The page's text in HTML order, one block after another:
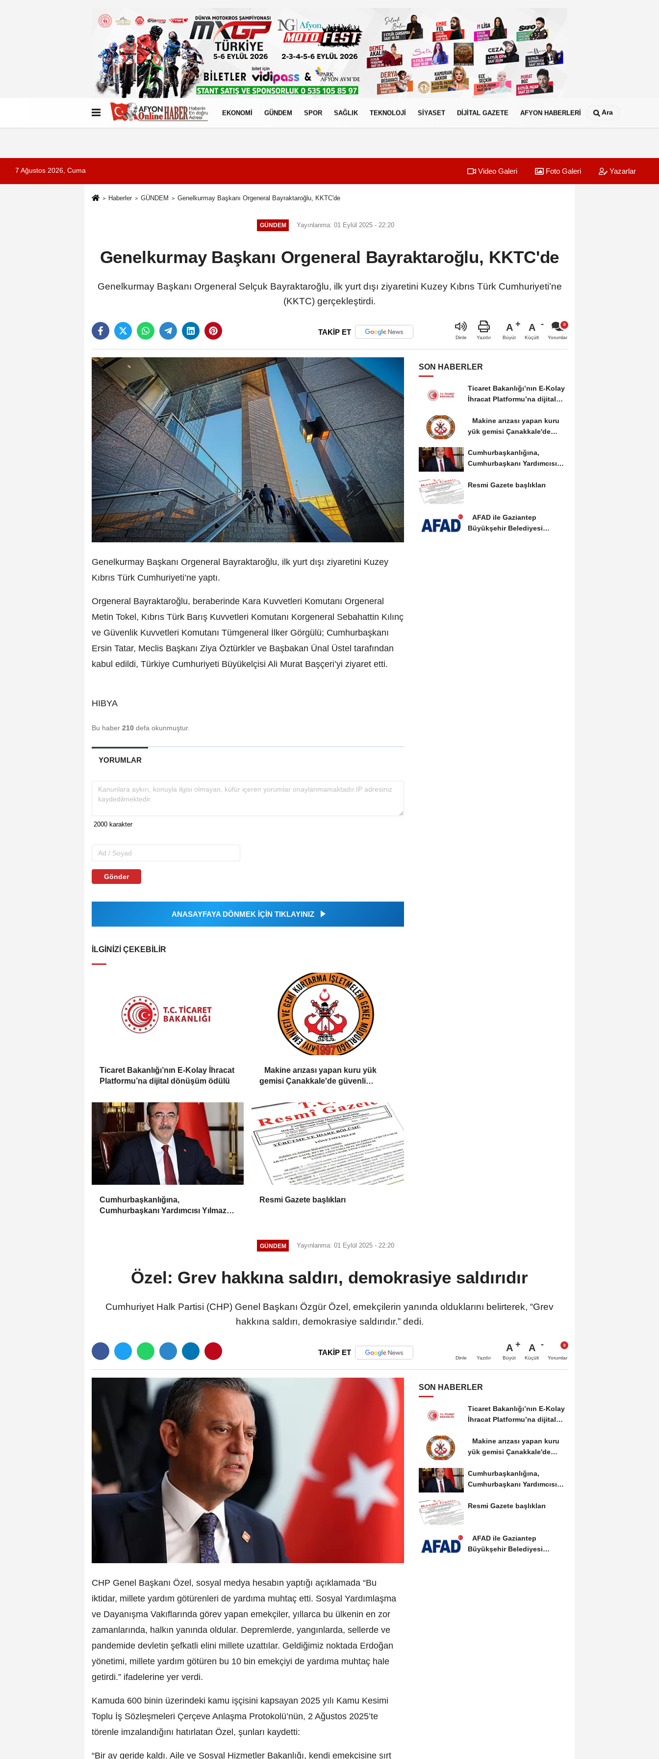
Künye İletişim Çerez Politikası
EKONOMİ GÜNDEM SPOR SAĞLIK TEKNOLOJİ SİYASET DİJİTAL GAZETE AFYON HABERLERİ Ara
7 Ağustos 2026, Cuma Video Galeri Foto Galeri Yazarlar
Haberler GÜNDEM Genelkurmay Başkanı Orgeneral Bayraktaroğlu, KKTC'de
GÜNDEM Yayınlanma: 01 Eylül 2025 - 22:20
Genelkurmay Başkanı Orgeneral Bayraktaroğlu, KKTC'de
Genelkurmay Başkanı Orgeneral Selçuk Bayraktaroğlu, ilk yurt dışı ziyaretini Kuzey Kıbrıs Türk Cumhuriyeti’ne
(KKTC) gerçekleştirdi.
TAKİP ET
Dinle Yazdır
A
Büyüt
A
Küçült Yorumlar
Genelkurmay Başkanı Orgeneral Bayraktaroğlu, ilk yurt dışı ziyaretini Kuzey
Kıbrıs Türk Cumhuriyeti’ne yaptı.
Orgeneral Bayraktaroğlu, beraberinde Kara Kuvvetleri Komutanı Orgeneral
Metin Tokel, Kıbrıs Türk Barış Kuvvetleri Komutanı Korgeneral Sebahattin Kılınç
ve Güvenlik Kuvvetleri Komutanı Tümgeneral İlker Görgülü; Cumhurbaşkanı
Ersin Tatar, Meclis Başkanı Ziya Öztürkler ve Başbakan Ünal Üstel tarafından
kabul edildi, Türkiye Cumhuriyeti Büyükelçisi Ali Murat Başçeri’yi ziyaret etti.
HIBYA
Bu haber 210 defa okunmuştur.
YORUMLAR
Gönder
ANASAYFAYA DÖNMEK İÇİN TIKLAYINIZ
İLGINIZI ÇEKEBILIR
Ticaret Bakanlığı’nın E-Kolay İhracat
Platformu’na dijital dönüşüm ödülü
Makine arızası yapan kuru yük
gemisi Çanakkale'de güvenli
Cumhurbaşkanlığına,
Cumhurbaşkanı Yardımcısı Yılmaz
Resmi Gazete başlıkları
SON HABERLER
Ticaret Bakanlığı’nın E-Kolay
İhracat Platformu’na dijital
Makine arızası yapan kuru
yük gemisi Çanakkale'de
Cumhurbaşkanlığına,
Cumhurbaşkanı Yardımcısı
Resmi Gazete başlıkları
AFAD ile Gaziantep
Büyükşehir Belediyesi
GÜNDEM Yayınlanma: 01 Eylül 2025 - 22:20
Özel: Grev hakkına saldırı, demokrasiye saldırıdır
Cumhuriyet Halk Partisi (CHP) Genel Başkanı Özgür Özel, emekçilerin yanında olduklarını belirterek, “Grev
hakkına saldırı, demokrasiye saldırıdır.” dedi.
TAKİP ET
Dinle Yazdır
A
Büyüt
A
Küçült Yorumlar
CHP Genel Başkanı Özel, sosyal medya hesabın yaptığı açıklamada “Bu
iktidar, millete yardım götürenleri de yardıma muhtaç etti. Sosyal Yardımlaşma
ve Dayanışma Vakıflarında görev yapan emekçiler, yıllarca bu ülkenin en zor
zamanlarında, halkın yanında oldular. Depremlerde, yangınlarda, sellerde ve
pandemide devletin şefkatli elini millete uzattılar. Geldiğimiz noktada Erdoğan
yönetimi, millete yardım götüren bu 10 bin emekçiyi de yardıma muhtaç hale
getirdi.” ifadelerine yer verdi.
Kamuda 600 binin üzerindeki kamu işçisini kapsayan 2025 yılı Kamu Kesimi
Toplu İş Sözleşmeleri Çerçeve Anlaşma Protokolü’nün, 2 Ağustos 2025’te
törenle imzalandığını hatırlatan Özel, şunları kaydetti:
“Bir ay geride kaldı. Aile ve Sosyal Hizmetler Bakanlığı, kendi emekçisine sırt
SON HABERLER
Ticaret Bakanlığı’nın E-Kolay
İhracat Platformu’na dijital
Makine arızası yapan kuru
yük gemisi Çanakkale'de
Cumhurbaşkanlığına,
Cumhurbaşkanı Yardımcısı
Resmi Gazete başlıkları
AFAD ile Gaziantep
Büyükşehir Belediyesi